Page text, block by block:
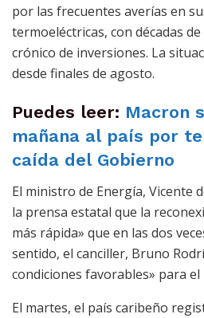
por las frecuentes averías en
termoeléctricas, con décadas
crónico de inversiones. La
desde finales de agosto.
Puedes leer: Macron
mañana al país por
caída del Gobierno
El ministro de Energía, Vicente
la prensa estatal que la
más rápida» que en las dos
sentido, el canciller, Bruno
condiciones favorables» para
El martes, el país caribeño